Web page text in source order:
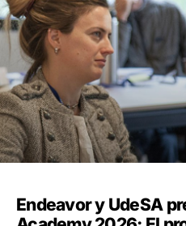
Endeavor y UdeSA